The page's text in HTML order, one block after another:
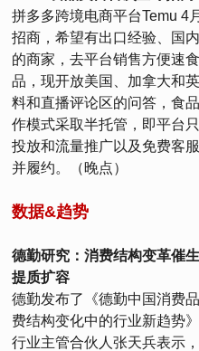
拼多多跨境电商平台Temu 4
招商，希望有出口经验、国
的商家，去平台销售方便速
品，现开放美国、加拿大和
料和直播评论区的问答，食
作模式采取半托管，即平台
投放和流量推广以及免费客
并履约。（晚点）
数据&趋势
德勤研究：消费结构变革催
提质扩容
德勤发布了《德勤中国消费
费结构变化中的行业新趋势
行业主管合伙人张天兵表示